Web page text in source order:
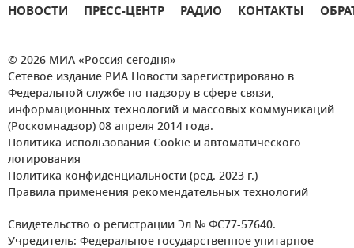
НОВОСТИ ПРЕСС-ЦЕНТР РАДИО КОНТАКТЫ
© 2026 МИА «Россия сегодня»
Сетевое издание РИА Новости зарегистрировано в
Федеральной службе по надзору в сфере связи,
информационных технологий и массовых коммуникаций
(Роскомнадзор) 08 апреля 2014 года.
Политика использования Cookie и автоматического
логирования
Политика конфиденциальности (ред. 2023 г.)
Правила применения рекомендательных технологий
Свидетельство о регистрации Эл № ФС77-57640.
Учредитель: Федеральное государственное унитарное